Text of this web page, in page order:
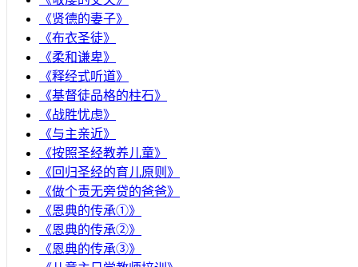
《贤德的妻子》
《布衣圣徒》
《柔和谦卑》
《释经式听道》
《基督徒品格的柱石》
《战胜忧虑》
《与主亲近》
《按照圣经教养儿童》
《回归圣经的育儿原则》
《做个责无旁贷的爸爸》
《恩典的传承①》
《恩典的传承②》
《恩典的传承③》